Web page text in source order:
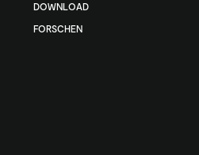
DOWNLOAD
FORSCHEN